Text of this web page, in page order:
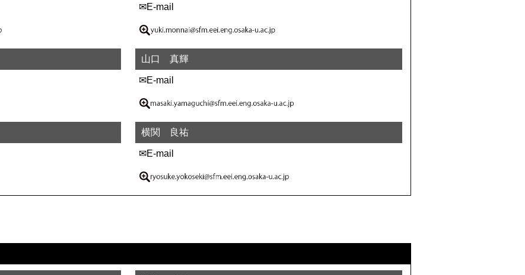
✉E-mail
山口 真輝
✉E-mail
横関 良祐
✉E-mail